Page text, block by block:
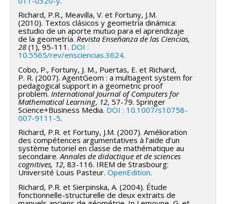
Richard, P.R., Meavilla, V. et Fortuny, J.M.
(2010). Textos clásicos y geometría dinámica:
estudio de un aporte mutuo para el aprendizaje
de la geometría. Revista Enseñanza de las Ciencias,
28 (1), 95-111. DOI :
10.5565/rev/ensciencias.3624.
Cobo, P., Fortuny, J. M., Puertas, E. et Richard,
P. R. (2007). AgentGeom : a multiagent system for
pedagogical support in a geometric proof
problem. International Journal of Computers for
Mathematical Learning, 12, 57-79. Springer
Science+Business Media. DOI : 10.1007/s10758-
007-9111-5.
Richard, P.R. et Fortuny, J.M. (2007). Amélioration
des compétences argumentatives à l’aide d’un
système tutoriel en classe de mathématique au
secondaire.Annales de didactique et de sciences
cognitives, 12, 83-116. IREM de Strasbourg:
Université Louis Pasteur. OpenEdition.
Richard, P.R. et Sierpinska, A. (2004). Étude
fonctionnelle-structurelle de deux extraits de